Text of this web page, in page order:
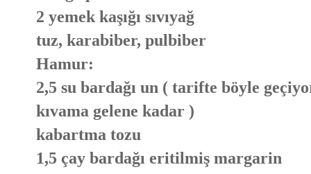
2 yemek kaşığı sıvıyağ
tuz, karabiber, pulbiber
Hamur:
2,5 su bardağı un ( tarifte böyle
kıvama gelene kadar )
kabartma tozu
1,5 çay bardağı eritilmiş margarin